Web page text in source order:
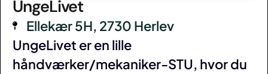
UngeLivet
Ellekær 5H, 2730 Herlev
UngeLivet er en lille
håndværker/mekaniker-STU, hvor du